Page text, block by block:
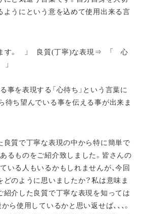
ようにという意を込めて使用出来る言
す。 」 良質(丁寧)な表現⇒ 「 心
事を表現する「心待ち」という言葉に
待ち望んでいる事を伝える事が出来ま
良質で丁寧な表現の中から特に簡単で
るものをご紹介致しました。皆さんの
いる人もいるかもしれませんが、今回
どのように思いましたか？私は意味ま
紹介した良質で丁寧な表現を知っては
ら使用しているかと思い返せば、、、。